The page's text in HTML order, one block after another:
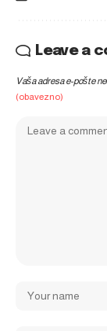
Leave a
Vaša adresa e-pošte
(obavezno)